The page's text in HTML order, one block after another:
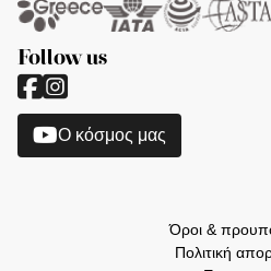
Follow us
O κόσμος μας
Όροι &
Πολιτική